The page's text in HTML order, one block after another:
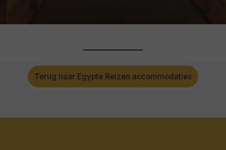
Terug naar Egypte Reizen accommodaties